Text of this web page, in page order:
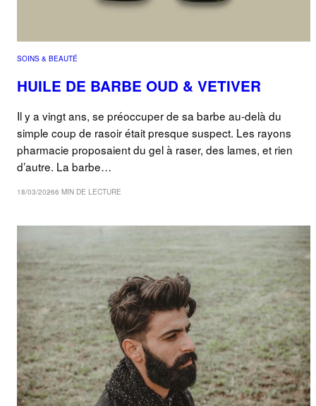
SOINS & BEAUTÉ
HUILE DE BARBE OUD & VETIVER
Il y a vingt ans, se préoccuper de sa barbe au-delà du
simple coup de rasoir était presque suspect. Les rayons
pharmacie proposaient du gel à raser, des lames, et rien
d’autre. La barbe…
18/03/20266 MIN DE LECTURE